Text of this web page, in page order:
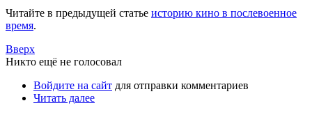
Читайте в предыдущей статье историю кино в послевоенное
время.
Вверх
Никто ещё не голосовал
Войдите на сайт для отправки комментариев
Читать далее